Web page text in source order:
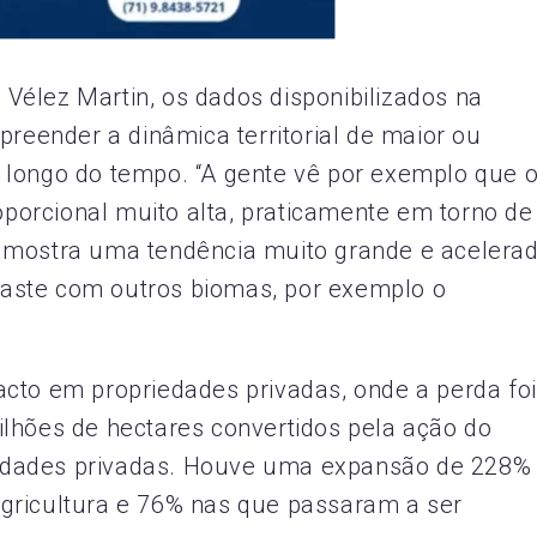
Martin, os dados disponibilizados na
a dinâmica territorial de maior ou
do tempo. “A gente vê por exemplo que
muito alta, praticamente em torno de
uma tendência muito grande e
com outros biomas, por exemplo o
em propriedades privadas, onde a perda foi
de hectares convertidos pela ação do
privadas. Houve uma expansão de 228%
e 76% nas que passaram a ser